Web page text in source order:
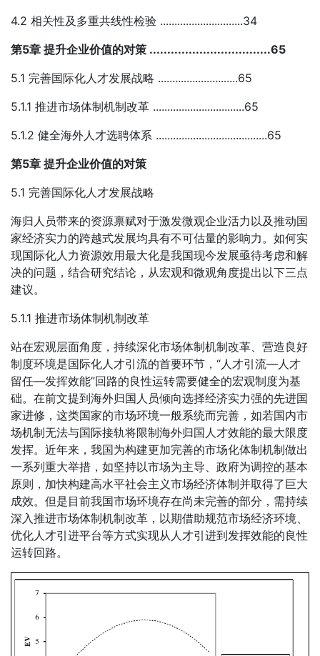
4.2 相关性及多重共线性检验 .............................34
第5章 提升企业价值的对策 ..................................65
5.1 完善国际化人才发展战略 ............................65
5.1.1 推进市场体制机制改革 ................................65
5.1.2 健全海外人才选聘体系 .......................................65
第5章 提升企业价值的对策
5.1 完善国际化人才发展战略
海归人员带来的资源禀赋对于激发微观企业活力以及推动国
家经济实力的跨越式发展均具有不可估量的影响力。如何实
现国际化人力资源效用最大化是我国现今发展亟待考虑和解
决的问题，结合研究结论，从宏观和微观角度提出以下三点
建议。
5.1.1 推进市场体制机制改革
站在宏观层面角度，持续深化市场体制机制改革、营造良好
制度环境是国际化人才引流的首要环节，“人才引流—人才
留任—发挥效能”回路的良性运转需要健全的宏观制度为基
础。在前文提到海外归国人员倾向选择经济实力强的先进国
家进修，这类国家的市场环境一般系统而完善，如若国内市
场机制无法与国际接轨将限制海外归国人才效能的最大限度
发挥。近年来，我国为构建更加完善的市场化体制机制做出
一系列重大举措，如坚持以市场为主导、政府为调控的基本
原则，加快构建高水平社会主义市场经济体制并取得了巨大
成效。但是目前我国市场环境存在尚未完善的部分，需持续
深入推进市场体制机制改革，以期借助规范市场经济环境、
优化人才引进平台等方式实现从人才引进到发挥效能的良性
运转回路。